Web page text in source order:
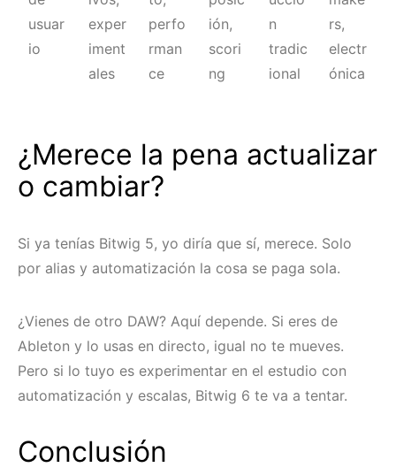
usuar
io
exper
iment
ales
perfo
rman
ce
ión,
scori
ng
n
tradic
ional
rs,
electr
ónica
¿Merece la pena actualizar
o cambiar?
Si ya tenías Bitwig 5, yo diría que sí, merece. Solo
por alias y automatización la cosa se paga sola.
¿Vienes de otro DAW? Aquí depende. Si eres de
Ableton y lo usas en directo, igual no te mueves.
Pero si lo tuyo es experimentar en el estudio con
automatización y escalas, Bitwig 6 te va a tentar.
Conclusión